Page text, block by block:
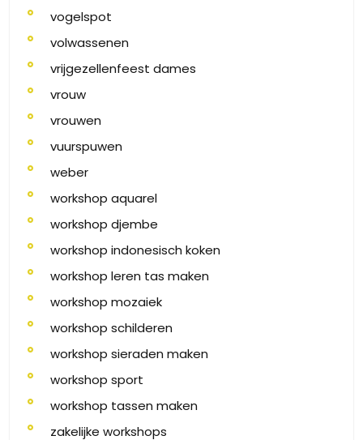
vogelspot
volwassenen
vrijgezellenfeest dames
vrouw
vrouwen
vuurspuwen
weber
workshop aquarel
workshop djembe
workshop indonesisch koken
workshop leren tas maken
workshop mozaiek
workshop schilderen
workshop sieraden maken
workshop sport
workshop tassen maken
zakelijke workshops